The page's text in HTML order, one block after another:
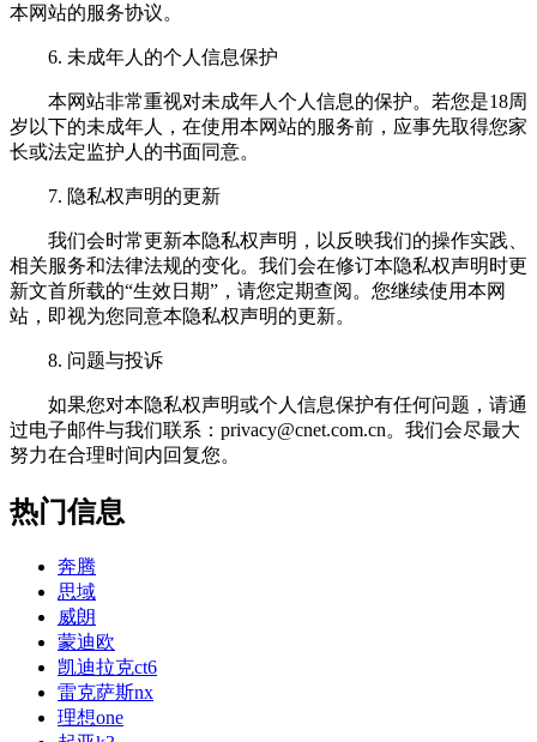
本网站的服务协议。
6. 未成年人的个人信息保护
本网站非常重视对未成年人个人信息的保护。若您是18周
岁以下的未成年人，在使用本网站的服务前，应事先取得您家
长或法定监护人的书面同意。
7. 隐私权声明的更新
我们会时常更新本隐私权声明，以反映我们的操作实践、
相关服务和法律法规的变化。我们会在修订本隐私权声明时更
新文首所载的“生效日期”，请您定期查阅。您继续使用本网
站，即视为您同意本隐私权声明的更新。
8. 问题与投诉
如果您对本隐私权声明或个人信息保护有任何问题，请通
过电子邮件与我们联系： privacy@cnet.com.cn。我们会尽最大
努力在合理时间内回复您。
热门信息
奔腾
思域
威朗
蒙迪欧
凯迪拉克ct6
雷克萨斯nx
理想one